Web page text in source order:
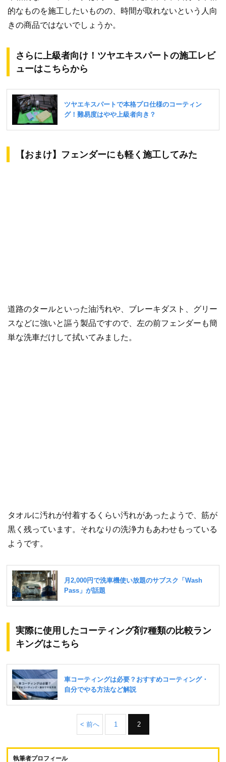
的なものを施工したいものの、時間が取れないという人向
きの商品ではないでしょうか。
さらに上級者向け！ツヤエキスパートの施工レビ
ューはこちらから
【おまけ】フェンダーにも軽く施工してみた
道路のタールといった油汚れや、ブレーキダスト、グリー
スなどに強いと謳う製品ですので、左の前フェンダーも簡
単な洗車だけして拭いてみました。
タオルに汚れが付着するくらい汚れがあったようで、筋が
黒く残っています。それなりの洗浄力もあわせもっている
ようです。
実際に使用したコーティング剤7種類の比較ラン
キングはこちら
< 前へ 1 2
執筆者プロフィール